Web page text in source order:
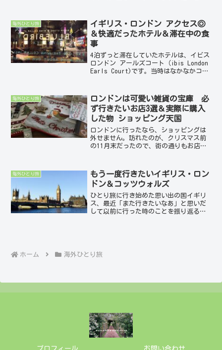
ドン市内王道観光スポット7選ロンドンを
訪れたなら、...
海外ひとり旅
イギリス・ロンドン アクセス◎
＆快適だったホテル＆滞在中の食
事
4泊ずっと滞在していたホテルは、イビス
ロンドン アールズコート（ibis London
Earls Court)です。当時はなかなかコス
分、滞在費はお高くなった模様💦 ...
海外ひとり旅
ロンドンは可愛い雑貨の宝庫 必
ず行きたいお店3選＆実際に購入
した物 ショッピング天国
ロンドンに行ったなら、ショッピングは
外せません。訪れたのが、クリスマス前
の11月末だったので、街の通りもお店の
レイの数々にテンションが上がりまし
た。たくさんお店がある中...
海外ひとり旅
もう一度行きたいイギリス・ロン
ドン＆コッツウォルズ
ひとり旅に行き始めた思い出の国イギリ
ス、最近「また行きたいなあ」と思いだ
して以前に行った時のことを振り返るこ
ホーム
海外ひとり旅
プロフィール お問い合わせ